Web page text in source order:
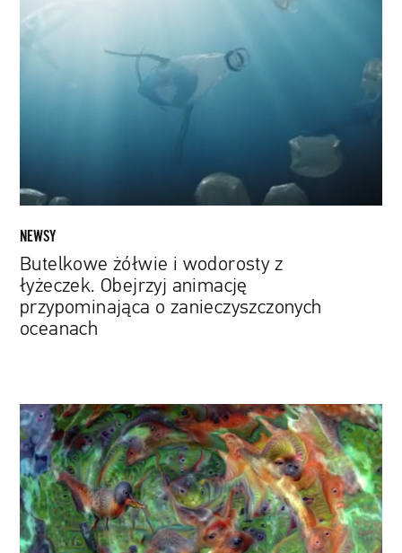
zanieczyszczonych
oceanach
NEWSY
Butelkowe żółwie i wodorosty z
łyżeczek. Obejrzyj animację
przypominająca o zanieczyszczonych
oceanach
Wielobarwna
abstrakcja.
Bicep
prezentuje
teledysk
do
utworu